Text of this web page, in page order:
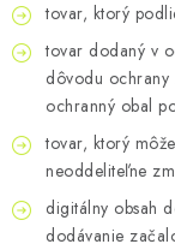
tovar, ktorý
tovar dodaný v
dôvodu
ochranný obal
tovar, ktorý
neoddeliteľne
digitálny obsah
dodávanie